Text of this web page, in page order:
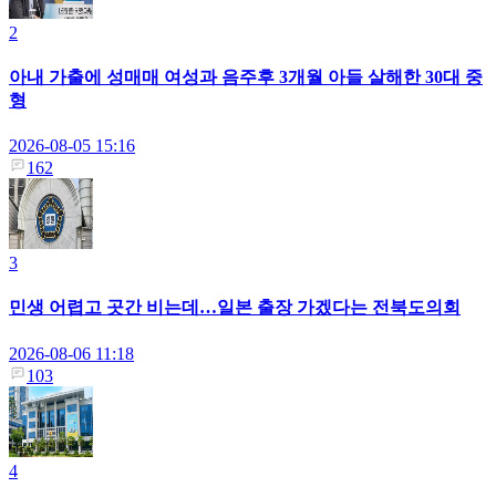
2
아내 가출에 성매매 여성과 음주후 3개월 아들 살해한 30대 중
형
2026-08-05 15:16
162
3
민생 어렵고 곳간 비는데…일본 출장 가겠다는 전북도의회
2026-08-06 11:18
103
4